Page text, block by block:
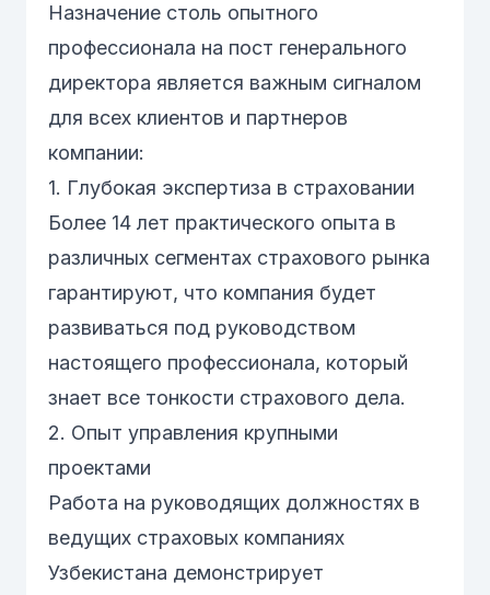
Назначение столь опытного
профессионала на пост генерального
директора является важным сигналом
для всех клиентов и партнеров
компании:
1. Глубокая экспертиза в страховании
Более 14 лет практического опыта в
различных сегментах страхового рынка
гарантируют, что компания будет
развиваться под руководством
настоящего профессионала, который
знает все тонкости страхового дела.
2. Опыт управления крупными
проектами
Работа на руководящих должностях в
ведущих страховых компаниях
Узбекистана демонстрирует